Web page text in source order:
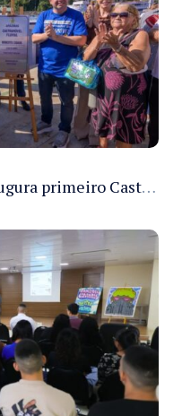
Governo do Amazonas inaugura primeiro Castramóvel Fluvial para atendimento veterinário às comunidades ribeirinhas e castração gratuita